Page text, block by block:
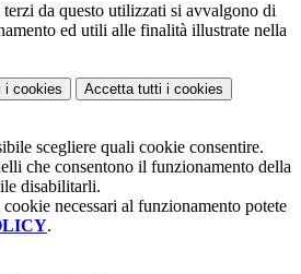
da questo utilizzati si avvalgono di
ed utili alle finalità illustrate nella
i cookies Accetta tutti i cookies
scegliere quali cookie consentire.
che consentono il funzionamento della
disabilitarli.
necessari al funzionamento potete
.